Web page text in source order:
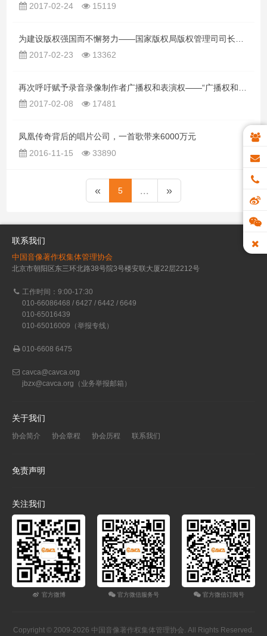
2017-02-24
15119
2017-02-23
13362
2017-02-08
17481
凤凰传奇背后的唱片公司，一首歌带来6000万元
2016-11-15
33890
« 5 ... »
联系我们
中国音像著作权集体管理协会
北京市朝阳区东三环北路38号院3号楼安联大厦22层2212号
工作时间：9:00-17:30
010-66086468 / 6427 / 6442 / 6649
010-65016439
010-65016009（举报专线）
010-6608 6475
cavca@cavca.org
jbzx@cavca.org （业务举报邮箱）
关于我们
协会简介 协会章程 协会历程 联系我们
免责声明
关注我们
官方微博 官方微信服务号 官方微信订阅号
Copyright © 2009-2026 中国音像著作权集体管理协会. All Rights Reserved.